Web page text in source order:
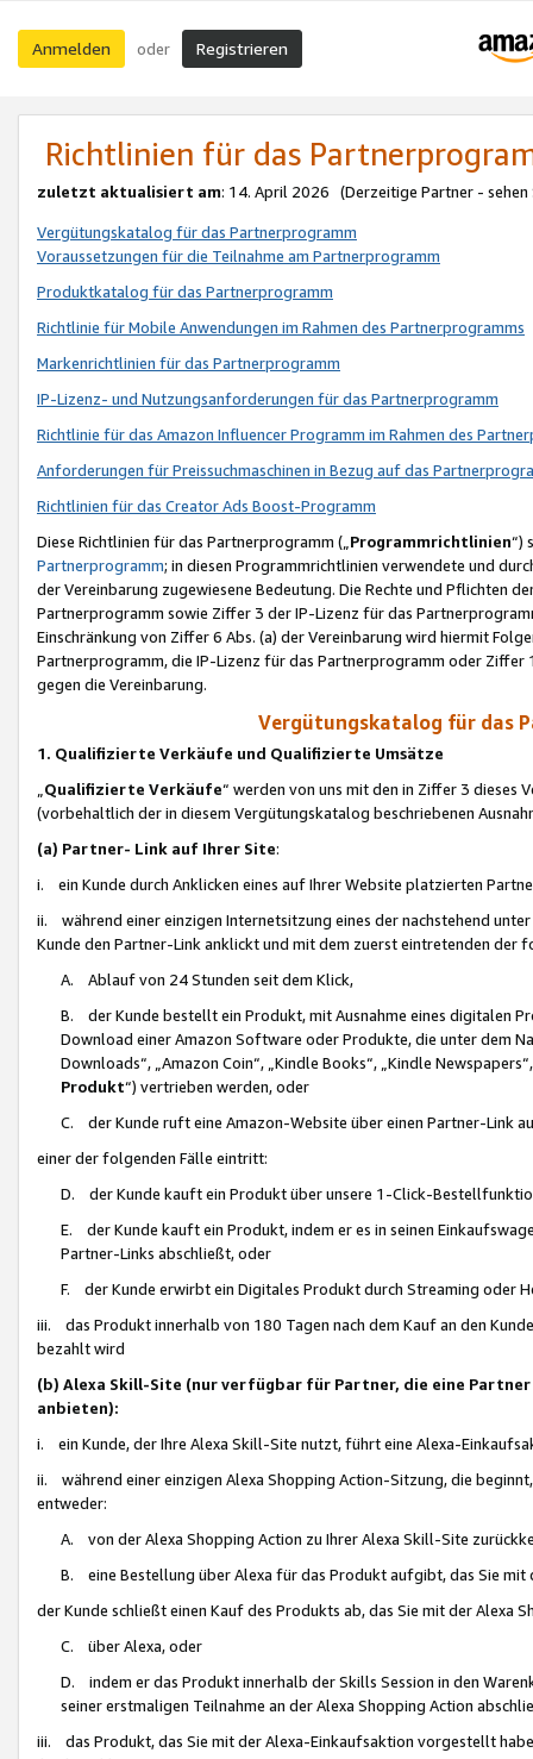
Anmelden oder Registrieren
Richtlinien für das
zuletzt aktualisiert am: 14. April 2026 (Derzeitige Partner - sehen
Vergütungskatalog für das Partnerprogramm
Voraussetzungen für die Teilnahme am Partnerprogramm
Produktkatalog für das Partnerprogramm
Richtlinie für Mobile Anwendungen im Rahmen des Partnerprogramms
Markenrichtlinien für das Partnerprogramm
IP-Lizenz- und Nutzungsanforderungen für das Partnerprogramm
Richtlinie für das Amazon Influencer Programm im Rahmen des
Anforderungen für Preissuchmaschinen in Bezug auf das
Richtlinien für das Creator Ads Boost-Programm
Diese Richtlinien für das Partnerprogramm („Programmrichtlinien“)
Partnerprogramm; in diesen Programmrichtlinien verwendete und
der Vereinbarung zugewiesene Bedeutung. Die Rechte und Pflichten
Partnerprogramm sowie Ziffer 3 der IP-Lizenz für das
Einschränkung von Ziffer 6 Abs. (a) der Vereinbarung wird hiermit
Partnerprogramm, die IP-Lizenz für das Partnerprogramm oder
gegen die Vereinbarung.
Vergütungskatalog für das
1. Qualifizierte Verkäufe und Qualifizierte Umsätze
Qualifizierte Verkäufe“ werden von uns mit den in Ziffer 3
(vorbehaltlich der in diesem Vergütungskatalog beschriebenen
(a) Partner- Link auf Ihrer Site:
i. ein Kunde durch Anklicken eines auf Ihrer Website platzierten
ii. während einer einzigen Internetsitzung eines der nachstehend
Kunde den Partner-Link anklickt und mit dem zuerst eintretenden der
A. Ablauf von 24 Stunden seit dem Klick,
B. der Kunde bestellt ein Produkt, mit Ausnahme eines digitalen
Download einer Amazon Software oder Produkte, die unter dem
Downloads“, „Amazon Coin“, „Kindle Books“, „Kindle
Produkt“) vertrieben werden, oder
C. der Kunde ruft eine Amazon-Website über einen Partner-Link
einer der folgenden Fälle eintritt:
D. der Kunde kauft ein Produkt über unsere 1-Click-
E. der Kunde kauft ein Produkt, indem er es in seinen
Partner-Links abschließt, oder
F. der Kunde erwirbt ein Digitales Produkt durch Streaming oder
iii. das Produkt innerhalb von 180 Tagen nach dem Kauf an den
bezahlt wird
(b) Alexa Skill-Site (nur verfügbar für Partner, die eine
anbieten):
i. ein Kunde, der Ihre Alexa Skill-Site nutzt, führt eine Alexa-
ii. während einer einzigen Alexa Shopping Action-Sitzung, die
entweder:
A. von der Alexa Shopping Action zu Ihrer Alexa Skill-Site
B. eine Bestellung über Alexa für das Produkt aufgibt, das Sie mit
der Kunde schließt einen Kauf des Produkts ab, das Sie mit der Alexa
C. über Alexa, oder
D. indem er das Produkt innerhalb der Skills Session in den
seiner erstmaligen Teilnahme an der Alexa Shopping Action
iii. das Produkt, das Sie mit der Alexa-Einkaufsaktion vorgestellt